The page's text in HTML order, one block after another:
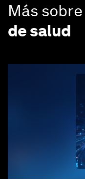
Más sobre
de salud